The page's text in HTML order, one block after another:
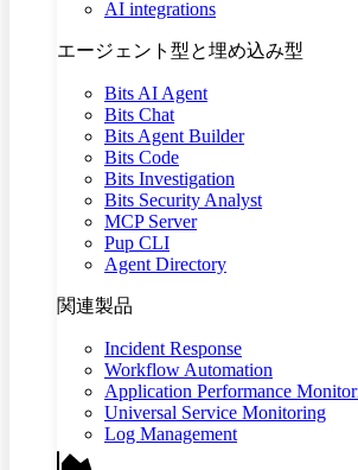
AI integrations
エージェント型と埋め込み型
Bits AI Agent
Bits Chat
Bits Agent Builder
Bits Code
Bits Investigation
Bits Security Analyst
MCP Server
Pup CLI
Agent Directory
関連製品
Incident Response
Workflow Automation
Application Performance
Universal Service Monitoring
Log Management